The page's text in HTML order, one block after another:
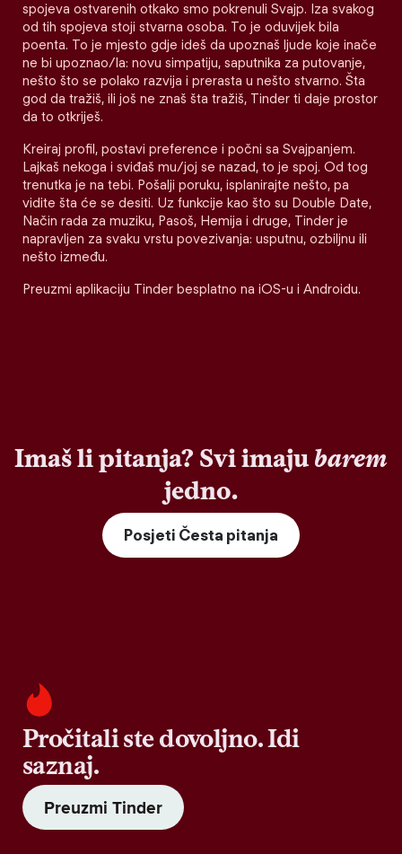
spojeva ostvarenih otkako smo pokrenuli Svajp. Iza svakog
od tih spojeva stoji stvarna osoba. To je oduvijek bila
poenta. To je mjesto gdje ideš da upoznaš ljude koje inače
ne bi upoznao/la: novu simpatiju, saputnika za putovanje,
nešto što se polako razvija i prerasta u nešto stvarno. Šta
god da tražiš, ili još ne znaš šta tražiš, Tinder ti daje prostor
da to otkriješ.
Kreiraj profil, postavi preference i počni sa Svajpanjem.
Lajkaš nekoga i sviđaš mu/joj se nazad, to je spoj. Od tog
trenutka je na tebi. Pošalji poruku, isplanirajte nešto, pa
vidite šta će se desiti. Uz funkcije kao što su Double Date,
Način rada za muziku, Pasoš, Hemija i druge, Tinder je
napravljen za svaku vrstu povezivanja: usputnu, ozbiljnu ili
nešto između.
Preuzmi aplikaciju Tinder besplatno na iOS-u i Androidu.
Imaš li pitanja? Svi imaju barem
jedno.
Posjeti Česta pitanja
Pročitali ste dovoljno. Idi
saznaj.
Preuzmi Tinder